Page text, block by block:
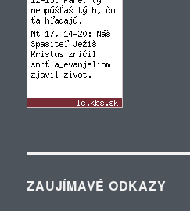
ZAUJÍMAVÉ ODKAZY